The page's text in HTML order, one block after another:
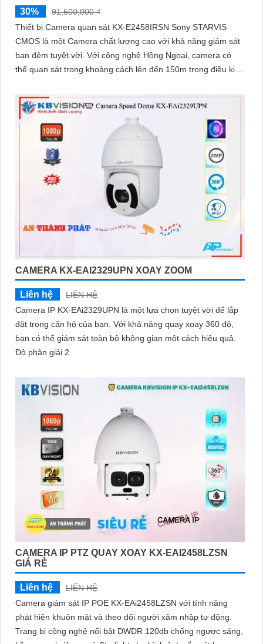
30%
91,500,000 ₫
Thiết bị Camera quan sát KX-E2458IRSN Sony STARVIS
CMOS là một Camera chất lượng cao với khả năng giám sát
ban đêm tuyệt vời. Với công nghệ Hồng Ngoại, camera có
thể quan sát trong khoảng cách lên đến 150m trong điều kiện
CAMERA KX-EAI2329UPN XOAY ZOOM
Liên hệ
LIÊN HỆ
Camera IP KX-EAi2329UPN là một lựa chọn tuyệt vời để lắp
đặt trong căn hộ của bạn. Với khả năng quay xoay 360 độ,
bạn có thể giám sát toàn bộ không gian một cách hiệu quả.
Độ phân giải 2
CAMERA IP PTZ QUAY XOAY KX-EAI2458LZSN
GIÁ RẺ
Liên hệ
LIÊN HỆ
Camera giám sát IP POE KX-EAi2458LZSN với tính năng
phát hiện khuôn mặt và theo dõi người xâm nhập tự động.
Trang bị công nghệ nổi bật DWDR 120db chống ngược sáng,